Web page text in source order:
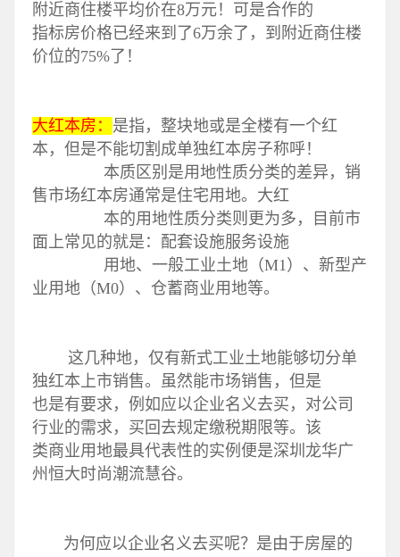
附近商住楼平均价在8万元！可是合作的
指标房价格已经来到了6万余了，到附近商住楼
价位的75%了！
大红本房： 是指，整块地或是全楼有一个红
本，但是不能切割成单独红本房子称呼！
本质区别是用地性质分类的差异，销
售市场红本房通常是住宅用地。大红
本的用地性质分类则更为多，目前市
面上常见的就是：配套设施服务设施
用地、一般工业土地（M1）、新型产
业用地（M0）、仓蓄商业用地等。
这几种地，仅有新式工业土地能够切分单
独红本上市销售。虽然能市场销售，但是
也是有要求，例如应以企业名义去买，对公司
行业的需求，买回去规定缴税期限等。该
类商业用地最具代表性的实例便是深圳龙华广
州恒大时尚潮流慧谷。
为何应以企业名义去买呢？是由于房屋的